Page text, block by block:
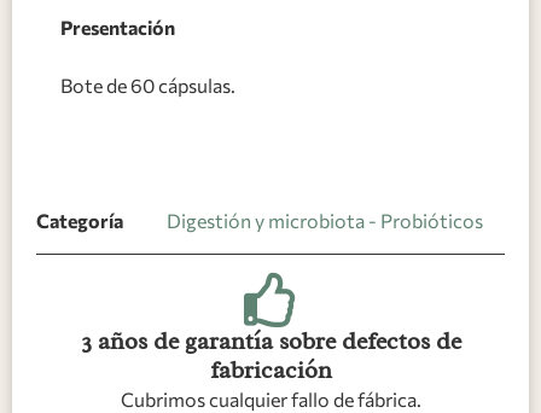
Presentación
Bote de 60 cápsulas.
Categoría Digestión y microbiota - Probióticos
3 años de garantía sobre defectos de
fabricación
Cubrimos cualquier fallo de fábrica.